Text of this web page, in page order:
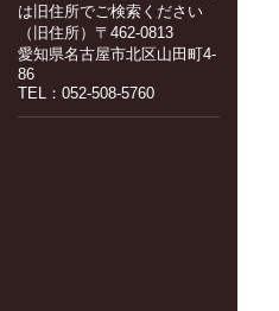
は旧住所でご検索ください
（旧住所）〒462-0813
愛知県名古屋市北区山田町4-
86
TEL：052-508-5760